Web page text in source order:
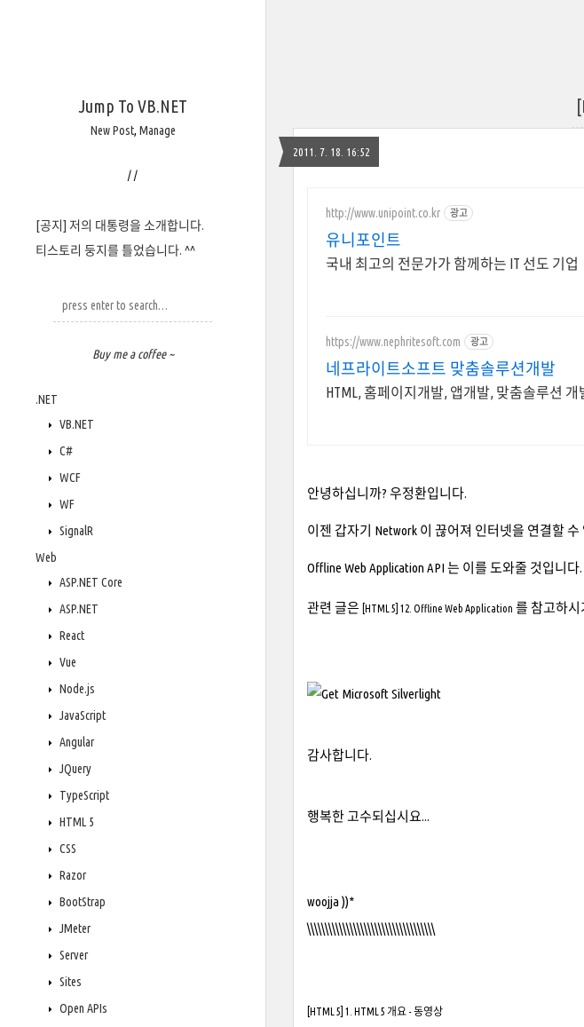
Jump To VB.NET
New Post, Manage
/ /
[공지] 저의 대통령을 소개합니다.
티스토리 둥지를 틀었습니다. ^^
Buy me a coffee ~
.NET
VB.NET
C#
WCF
WF
SignalR
Web
ASP.NET Core
ASP.NET
React
Vue
Node.js
JavaScript
Angular
JQuery
TypeScript
HTML 5
CSS
Razor
BootStrap
JMeter
Server
Sites
Open APIs
2011. 7. 18. 16:52
http://www.unipoint.co.kr 광고
유니포인트
국내 최고의 전문가가 함께하는 IT 선도 기업
https://www.nephritesoft.com 광고
네프라이트소프트 맞춤솔루션개발
HTML, 홈페이지개발, 앱개발, 맞춤솔루션
안녕하십니까? 우정환입니다.
이젠 갑자기 Network 이 끊어져 인터넷을 연결할
Offline Web Application API 는 이를 도와줄 것입니다.
관련 글은 [HTML 5] 12. Offline Web Application 를 참고하시
감사합니다.
행복한 고수되십시요...
woojja ))*
\\\\\\\\\\\\\\\\\\\\\\\\\\\\\\\\\\\\
[HTML 5] 1. HTML 5 개요 - 동영상